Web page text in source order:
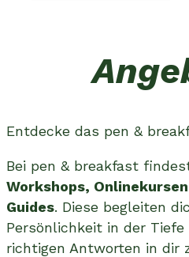
Entdecke das pen &
Bei pen & breakfast
Workshops,
Guides. Diese begleiten
Persönlichkeit in der
richtigen Antworten in dir